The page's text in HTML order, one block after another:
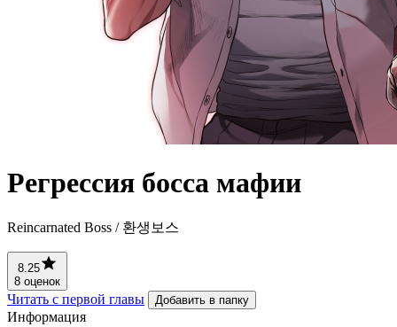
Регрессия босса мафии
Reincarnated Boss / 환생보스
8.25
8 оценок
Читать с первой главы Добавить в папку
Информация